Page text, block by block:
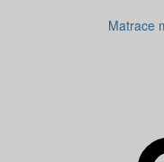
Matrace